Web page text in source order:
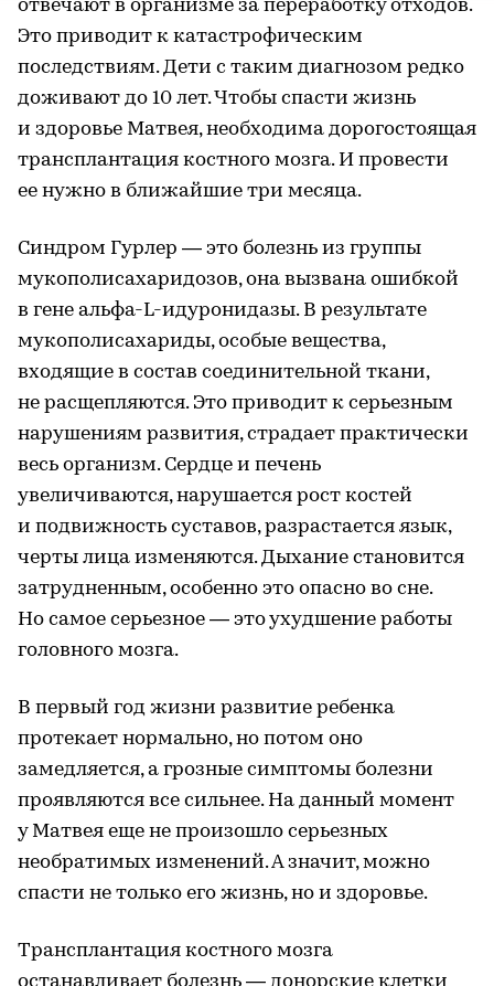
отвечают в организме за переработку отходов.
Это приводит к катастрофическим
последствиям. Дети с таким диагнозом редко
доживают до 10 лет. Чтобы спасти жизнь
и здоровье Матвея, необходима дорогостоящая
трансплантация костного мозга. И провести
ее нужно в ближайшие три месяца.
Синдром Гурлер — это болезнь из группы
мукополисахаридозов, она вызвана ошибкой
в гене альфа-L-идуронидазы. В результате
мукополисахариды, особые вещества,
входящие в состав соединительной ткани,
не расщепляются. Это приводит к серьезным
нарушениям развития, страдает практически
весь организм. Сердце и печень
увеличиваются, нарушается рост костей
и подвижность суставов, разрастается язык,
черты лица изменяются. Дыхание становится
затрудненным, особенно это опасно во сне.
Но самое серьезное — это ухудшение работы
головного мозга.
В первый год жизни развитие ребенка
протекает нормально, но потом оно
замедляется, а грозные симптомы болезни
проявляются все сильнее. На данный момент
у Матвея еще не произошло серьезных
необратимых изменений. А значит, можно
спасти не только его жизнь, но и здоровье.
Трансплантация костного мозга